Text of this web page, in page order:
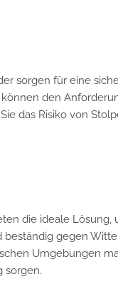
sorgen für eine
den
das Risiko von
die ideale Lösung,
gegen
Umgebungen
sorgen.